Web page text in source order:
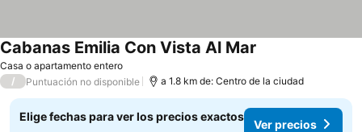
Casa o apartamento entero
Cabanas Emilia Con Vista Al Mar
/ Puntuación no disponible a 1.8 km de: Centro de la ciudad
Elige fechas para ver los precios exactos
Ver precios